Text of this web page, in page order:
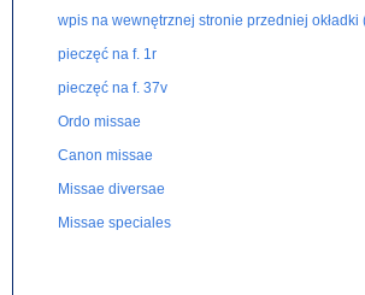
wpis na wewnętrznej stronie przedniej okładki
pieczęć na f. 1r
pieczęć na f. 37v
Ordo missae
Canon missae
Missae diversae
Missae speciales